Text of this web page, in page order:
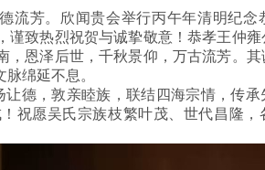
芳。欣闻贵会举行丙午年清明纪念
致热烈祝贺与诚挚敬意！恭孝王仲雍
，恩泽后世，千秋景仰，万古流芳。
绵延不息。
德，敦亲睦族，联结四海宗情，传承
祝愿吴氏宗族枝繁叶茂、世代昌隆，